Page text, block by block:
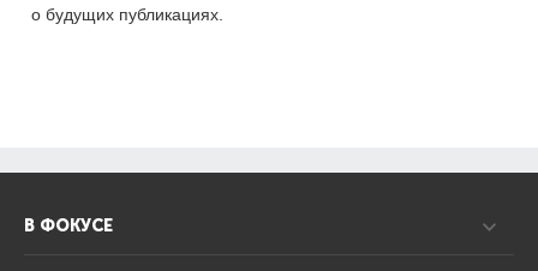
о будущих публикациях.
В ФОКУСЕ